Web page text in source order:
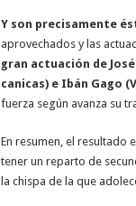
Y son precisamente
aprovechados y las
gran actuación de
canicas) e Ibán Gago
fuerza según avanza su
En resumen, el resultado
tener un reparto de
la chispa de la que